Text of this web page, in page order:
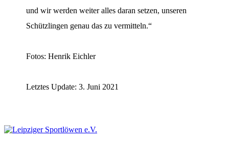
und wir werden weiter alles daran setzen, unseren
Schützlingen genau das zu vermitteln.“
Fotos: Henrik Eichler
Letztes Update: 3. Juni 2021